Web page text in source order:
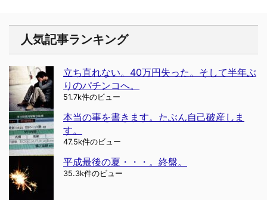
人気記事ランキング
立ち直れない。40万円失った。そして半年ぶ
りのパチンコへ。
51.7k件のビュー
本当の事を書きます。たぶん自己破産しま
す。
47.5k件のビュー
平成最後の夏・・・。終盤。
35.3k件のビュー